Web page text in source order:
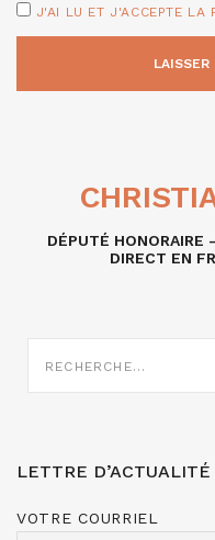
J'AI LU ET J'ACCEPTE LA
DÉPUTÉ HONORAIRE
DIRECT EN
SUR
LETTRE D’ACTUALITÉ
VOTRE COURRIEL